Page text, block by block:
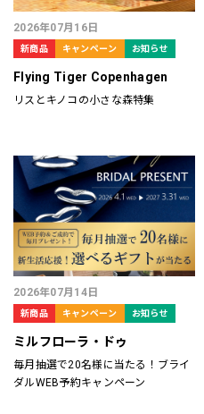
2026年07月16日
新商品 キャンペーン お知らせ
Flying Tiger Copenhagen
リスとキノコの小さな森特集
2026年07月14日
新商品 キャンペーン お知らせ
ミルフローラ・ドゥ
毎月抽選で20名様に当たる！ブライ
ダルWEB予約キャンペーン